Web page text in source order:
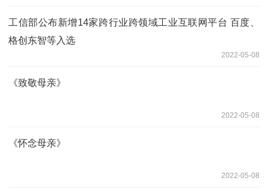
工信部公布新增14家跨行业跨领域工业互联网平台 百度、
格创东智等入选
2022-05-08
《致敬母亲》
2022-05-08
《怀念母亲》
2022-05-08